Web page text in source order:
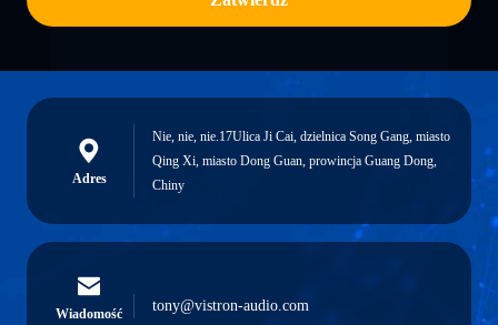
Adres
Nie, nie, nie.17Ulica Ji Cai, dzielnica Song Gang, miasto
Qing Xi, miasto Dong Guan, prowincja Guang Dong,
Chiny
Wiadomość
tony@vistron-audio.com